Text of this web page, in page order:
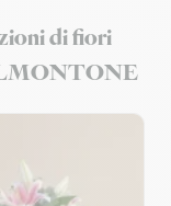
di fiori